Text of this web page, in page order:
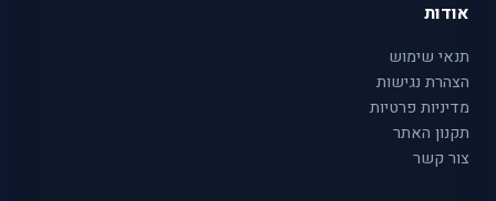
אודות
תנאי שימוש
הצהרת נגישות
מדיניות פרטיות
תקנון האתר
צור קשר